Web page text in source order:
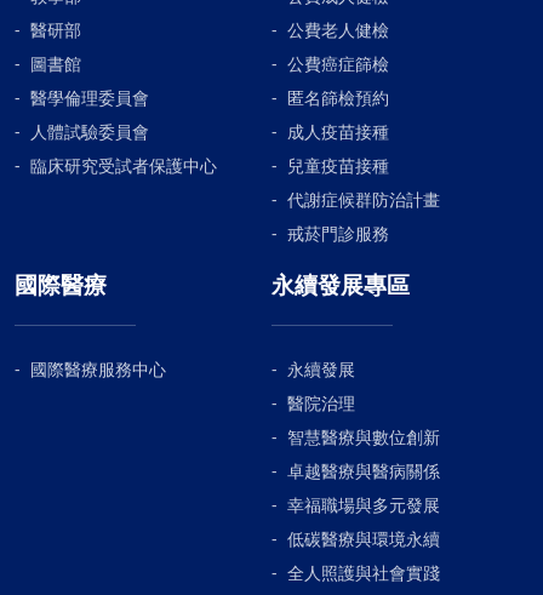
醫研部
圖書館
醫學倫理委員會
人體試驗委員會
臨床研究受試者保護中心
公費老人健檢
公費癌症篩檢
匿名篩檢預約
成人疫苗接種
兒童疫苗接種
代謝症候群防治計畫
戒菸門診服務
國際醫療
國際醫療服務中心
永續發展專區
永續發展
醫院治理
智慧醫療與數位創新
卓越醫療與醫病關係
幸福職場與多元發展
低碳醫療與環境永續
全人照護與社會實踐